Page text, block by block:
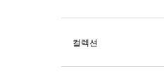
컬렉션